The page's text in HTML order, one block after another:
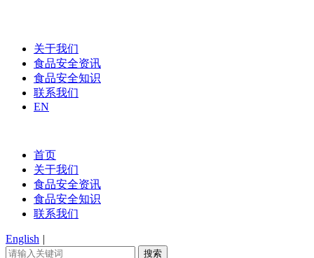
关于我们
食品安全资讯
食品安全知识
联系我们
EN
首页
关于我们
食品安全资讯
食品安全知识
联系我们
English |